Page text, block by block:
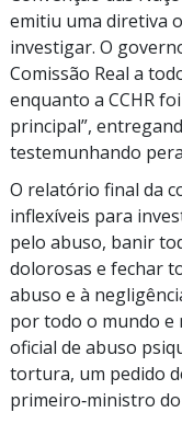
emitiu uma diretiva
investigar. O
Comissão Real a
enquanto a CCHR
principal”,
testemunhando
O relatório final da
inflexíveis para
pelo abuso, banir
dolorosas e fechar
abuso e à
por todo o mundo e
oficial de abuso
tortura, um pedido
primeiro‑ministro